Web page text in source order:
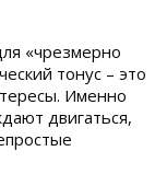
«чрезмерно
тонус – это
Именно
двигаться,